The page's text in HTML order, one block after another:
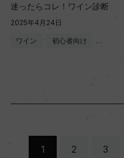
迷ったらコレ！ワイン診断
2025年4月24日
ワイン 初心者向け …
1 2 3